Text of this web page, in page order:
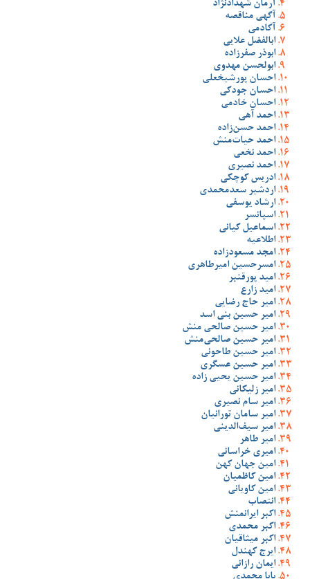
آرمان شهدادنژاد
آگهی مناقصه
آکادمی
ابالفضل علایی
ابوذر صفرزاده
ابولحسن مهدوی
احسان پورشیخعلی
احسان جودکی
احسان خادمی
احمد آهی
احمد حسن‌زاده
احمد حیات‌منش
احمد نخعی
احمد نصیری
ادریس کوچکی
اردشیر سعدمحمدی
ارشاد یوسفی
اسپانسر
اسماعیل کیانی
اطلاعیه
امجد مسعودزاده
امسرحسین امیرطاهری
امید پورقنبر
امید زارع
امیر حاج رضایی
امیر حسین بنی اسد
امیر حسین صالحی منش
امیر حسین صالحی‌منش
امیر حسین طاحونی
امیر حسین عسگری
امیر حسین یحیی زاده
امیر زلیکانی
امیر سام نصیری
امیر سامان تورانیان
امیر سیف‌الدینی
امیر طاهر
امیری خراسانی
امین جهان کهن
امین کاظمیان
امین کاویانی
انتصاب
اکبر ایرانمنش
اکبر محمدی
اکبر میثاقیان
ایرج کهندل
ایمان رازانی